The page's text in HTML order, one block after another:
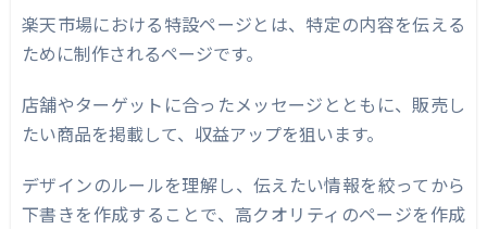
楽天市場における特設ページとは、特定の内容を伝える
ために制作されるページです。
店舗やターゲットに合ったメッセージとともに、販売し
たい商品を掲載して、収益アップを狙います。
デザインのルールを理解し、伝えたい情報を絞ってから
下書きを作成することで、高クオリティのページを作成